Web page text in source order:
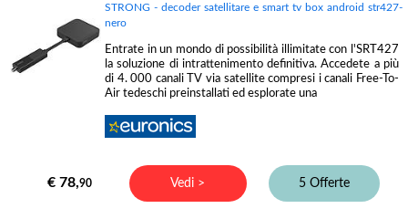
STRONG - decoder satellitare e smart tv box android str427-
nero
Entrate in un mondo di possibilità illimitate con l'SRT427
la soluzione di intrattenimento definitiva. Accedete a più
di 4. 000 canali TV via satellite compresi i canali Free-To-
Air tedeschi preinstallati ed esplorate una
€ 78,90 Vedi > 5 Offerte